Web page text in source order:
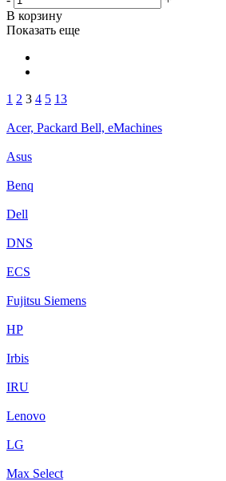
В корзину
Показать еще
1 2 3 4 5 13
Acer, Packard Bell, eMachines
Asus
Benq
Dell
DNS
ECS
Fujitsu Siemens
HP
Irbis
IRU
Lenovo
LG
Max Select